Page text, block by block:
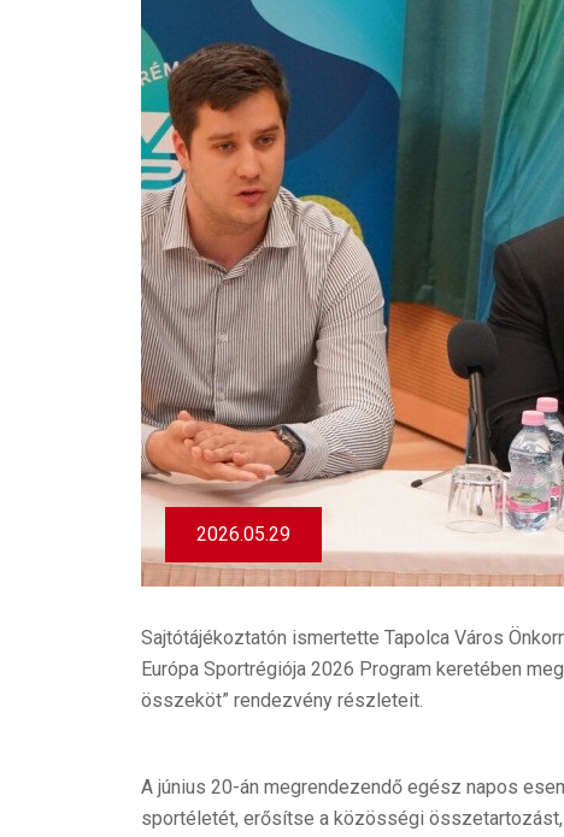
2026.05.29
Sajtótájékoztatón ismertette Tapolca Város
Európa Sportrégiója 2026 Program keretében
összeköt” rendezvény részleteit.
A június 20-án megrendezendő egész napos
sportéletét, erősítse a közösségi